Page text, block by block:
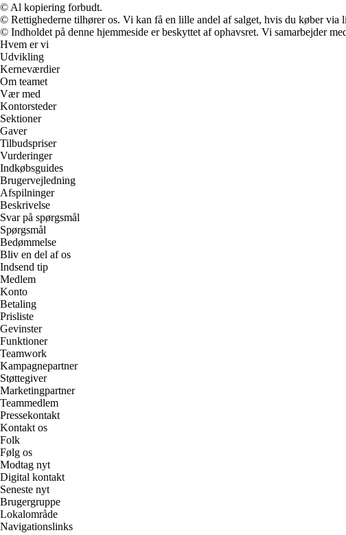
© Al kopiering forbudt.
© Rettighederne tilhører os. Vi kan få en lille andel af salget, hvis du køber via
© Indholdet på denne hjemmeside er beskyttet af ophavsret. Vi samarbejder
Hvem er vi
Udvikling
Kerneværdier
Om teamet
Vær med
Kontorsteder
Sektioner
Gaver
Tilbudspriser
Vurderinger
Indkøbsguides
Brugervejledning
Afspilninger
Beskrivelse
Svar på spørgsmål
Spørgsmål
Bedømmelse
Bliv en del af os
Indsend tip
Medlem
Konto
Betaling
Prisliste
Gevinster
Funktioner
Teamwork
Kampagnepartner
Støttegiver
Marketingpartner
Teammedlem
Pressekontakt
Kontakt os
Folk
Følg os
Modtag nyt
Digital kontakt
Seneste nyt
Brugergruppe
Lokalområde
Navigationslinks